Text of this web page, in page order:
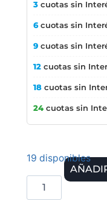
3 cuotas sin
6cuotas sin
9 cuotas sin
12 cuotas sin
18 cuotas sin
24 cuotas sin
19 disponibles